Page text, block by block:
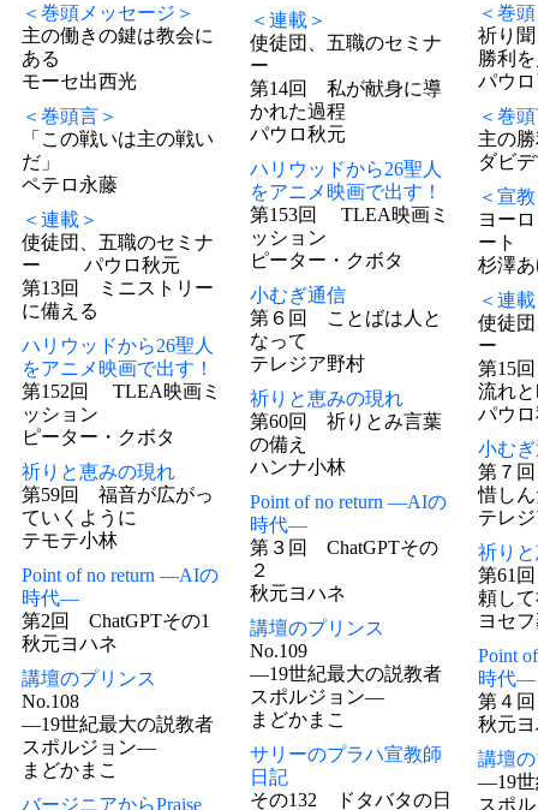
＜巻頭メッセージ＞
主の働きの鍵は教会に
ある
モーセ出西光
＜巻頭言＞
「この戦いは主の戦い
だ」
ペテロ永藤
＜連載＞
使徒団、五職のセミナ
ー パウロ秋元
第13回 ミニストリー
に備える
ハリウッドから26聖人
をアニメ映画で出す！
第152回 TLEA映画ミ
ッション
ピーター・クボタ
祈りと恵みの現れ
第59回 福音が広がっ
ていくように
テモテ小林
Point of no return ―AIの
時代―
第2回 ChatGPTその1
秋元ヨハネ
講壇のプリンス
No.108
―19世紀最大の説教者
スポルジョン―
まどかまこ
バージニアからPraise
＜連載＞
使徒団、五職のセミナ
ー
第14回 私が献身に導
かれた過程
パウロ秋元
ハリウッドから26聖人
をアニメ映画で出す！
第153回 TLEA映画ミ
ッション
ピーター・クボタ
小むぎ通信
第６回 ことばは人と
なって
テレジア野村
祈りと恵みの現れ
第60回 祈りとみ言葉
の備え
ハンナ小林
Point of no return ―AIの
時代―
第３回 ChatGPTその
２
秋元ヨハネ
講壇のプリンス
No.109
―19世紀最大の説教者
スポルジョン―
まどかまこ
サリーのプラハ宣教師
日記
その132 ドタバタの日
＜巻
祈り
勝利
パウ
＜巻
主の
ダビ
＜宣
ヨー
ート
杉澤
＜連
使徒
ー
第15
流れ
パウ
小む
第７
惜し
テレ
祈り
第61
頼し
ヨセ
Point
時代―
第４
秋元
講壇
―19世
スポ